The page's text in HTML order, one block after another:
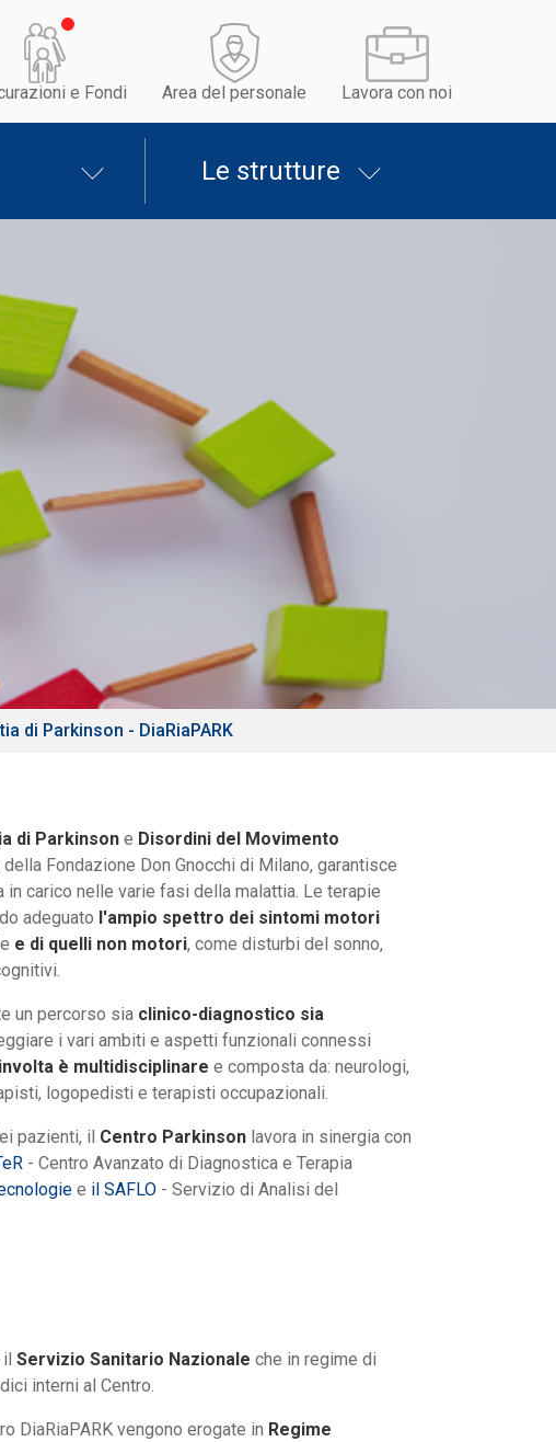
e Fondi Area del personale Lavora con noi
Le strutture
di Parkinson - DiaRiaPARK
di Parkinson e Disordini del Movimento
della Fondazione Don Gnocchi di Milano, garantisce
in carico nelle varie fasi della malattia. Le terapie
adeguato l'ampio spettro dei sintomi motori
e di quelli non motori, come disturbi del sonno,
un percorso sia clinico-diagnostico sia
i vari ambiti e aspetti funzionali connessi
è multidisciplinare e composta da: neurologi,
logopedisti e terapisti occupazionali.
pazienti, il Centro Parkinson lavora in sinergia con
- Centro Avanzato di Diagnostica e Terapia
e il SAFLO - Servizio di Analisi del
Servizio Sanitario Nazionale che in regime di
interni al Centro.
DiaRiaPARK vengono erogate in Regime